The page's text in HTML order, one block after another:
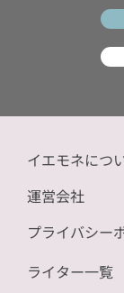
イエモネにつ
運営会社
プライバシー
ライター一覧